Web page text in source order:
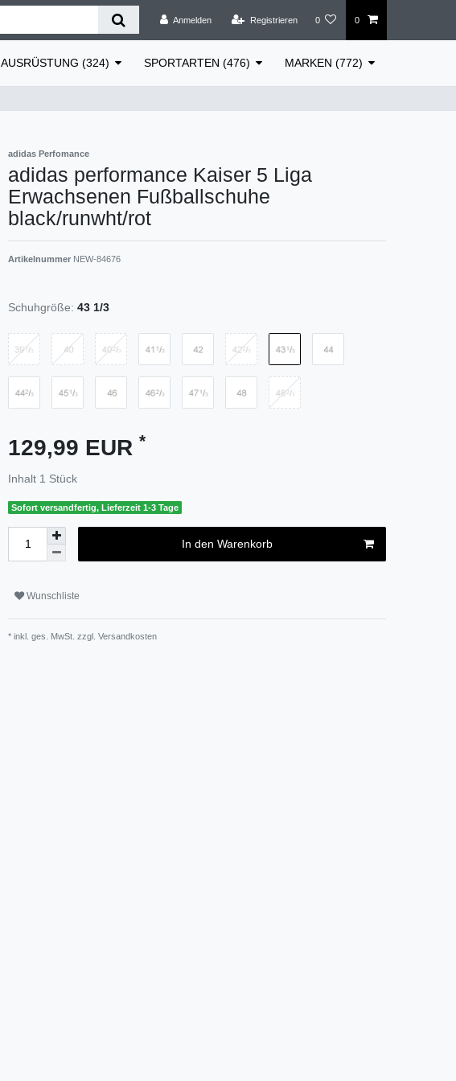
Anmelden Registrieren 0 0
AUSRÜSTUNG (324) SPORTARTEN (476) MARKEN (772)
adidas Perfomance
adidas performance Kaiser 5 Liga
Erwachsenen Fußballschuhe
black/runwht/rot
Artikelnummer NEW-84676
Schuhgröße: 43 1/3
129,99 EUR *
Inhalt 1 Stück
Sofort versandfertig, Lieferzeit 1-3 Tage
In den Warenkorb
Wunschliste
* inkl. ges. MwSt. zzgl. Versandkosten